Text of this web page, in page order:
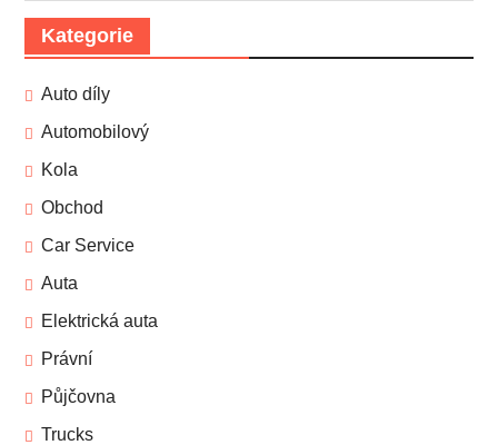
Kategorie
Auto díly
Automobilový
Kola
Obchod
Car Service
Auta
Elektrická auta
Právní
Půjčovna
Trucks